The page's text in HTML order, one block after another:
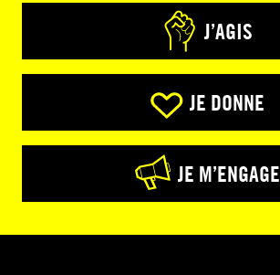
J’AGIS
JE DONNE
JE M’ENGAGE